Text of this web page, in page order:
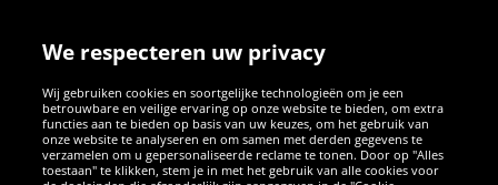
SOCIALE MEDIA
FacebookInstagram
WhatsApp
TikTokTwitterYouTube
We respecteren uw privacy
Wij gebruiken cookies en soortgelijke technologieën om je een
betrouwbare en veilige ervaring op onze website te bieden, om extra
functies aan te bieden op basis van uw keuzes, om het gebruik van
onze website te analyseren en om samen met derden gegevens te
verzamelen om u gepersonaliseerde reclame te tonen. Door op "Alles
toestaan" te klikken, stem je in met het gebruik van alle cookies voor